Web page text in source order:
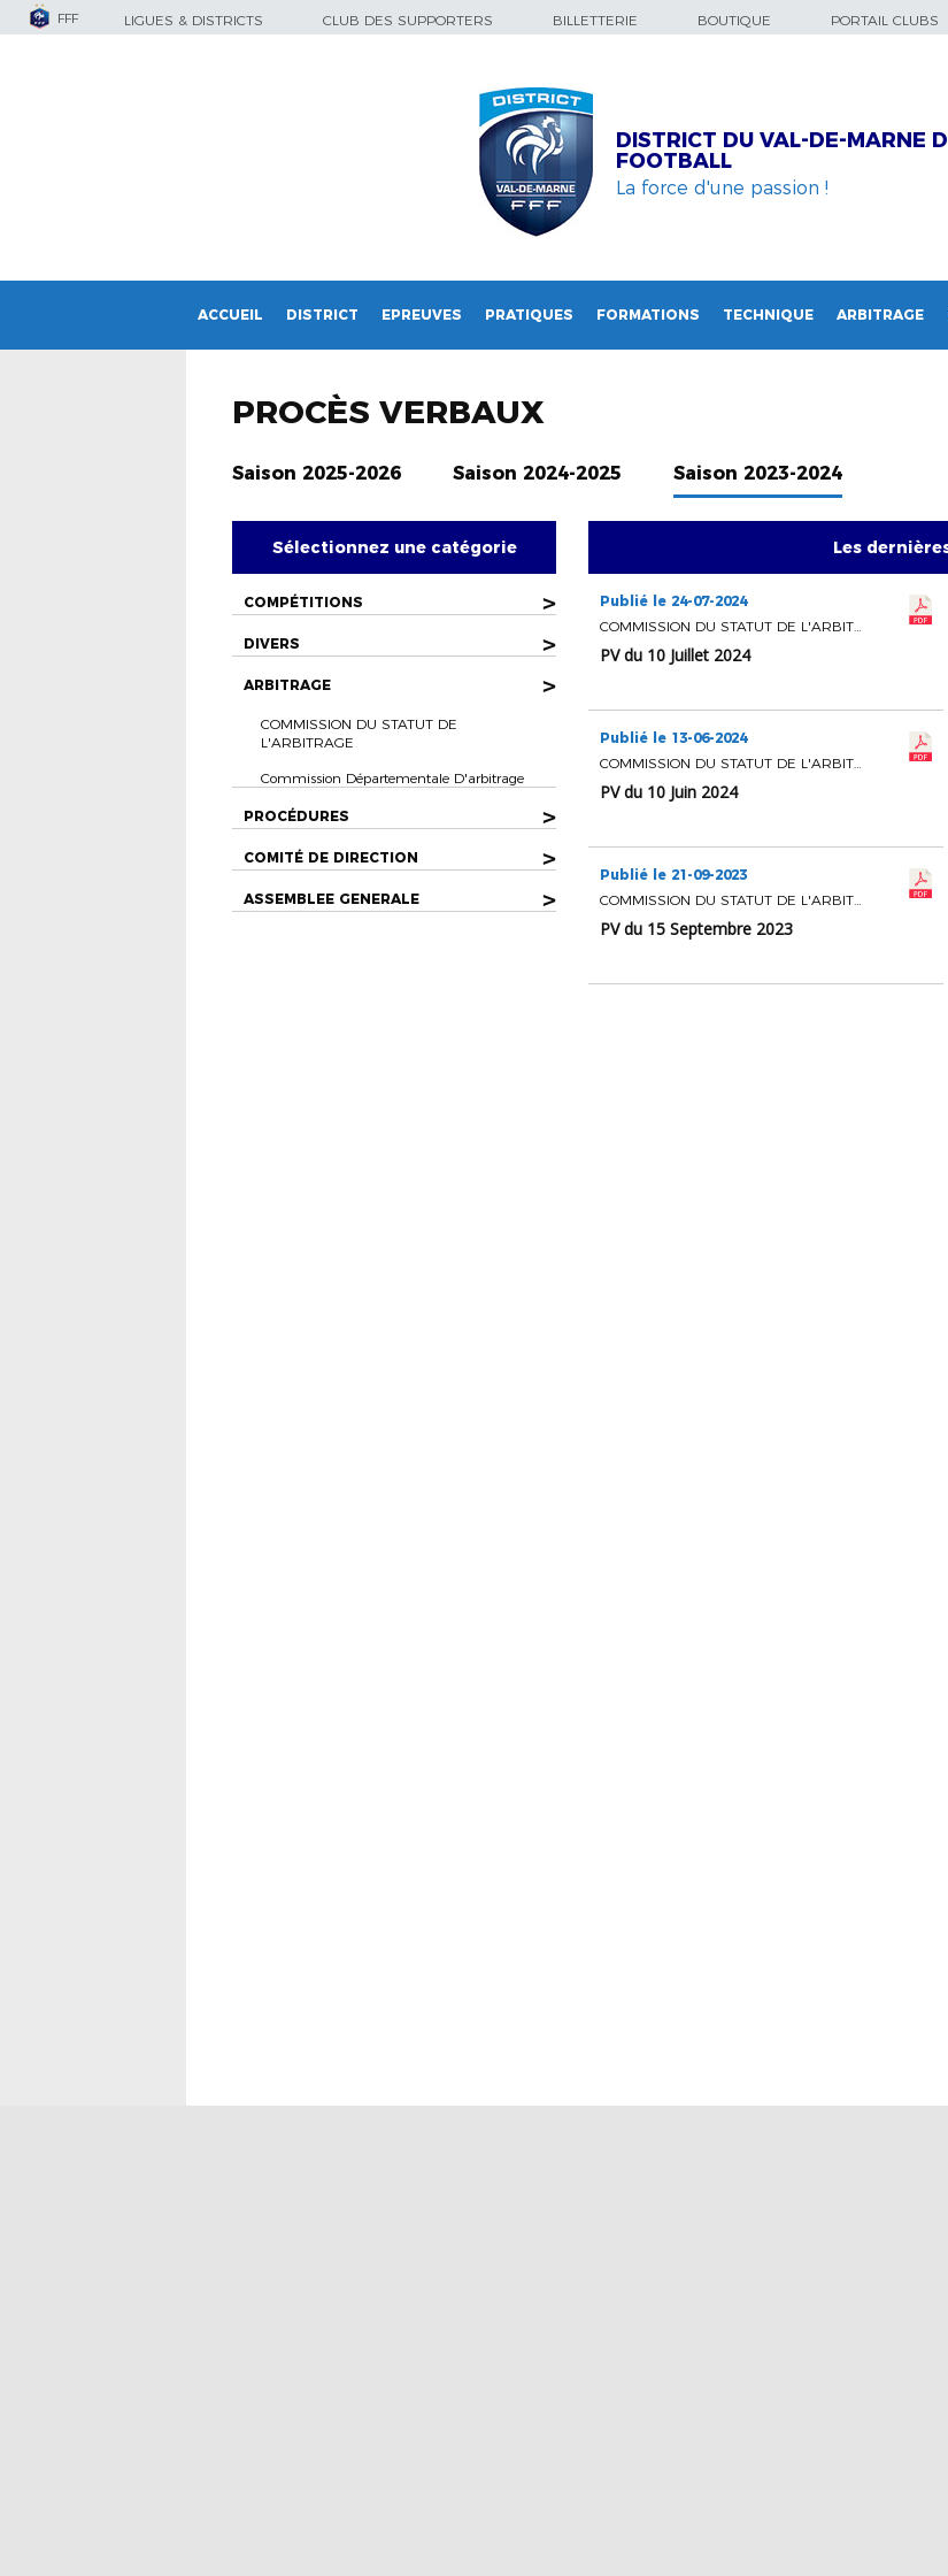
FFF LIGUES & DISTRICTS CLUB DES SUPPORTERS BILLETTERIE BOUTIQUE PORTAIL CLUBS
DISTRICT DU VAL-DE-MARNE
FOOTBALL
La force d'une passion !
ACCUEIL DISTRICT EPREUVES PRATIQUES FORMATIONS TECHNIQUE ARBITRAGE
PROCÈS VERBAUX
Saison 2025-2026 Saison 2024-2025 Saison 2023-2024
Sélectionnez une catégorie
COMPÉTITIONS >
DIVERS >
ARBITRAGE >
COMMISSION DU STATUT DE
L'ARBITRAGE
Commission Départementale D'arbitrage
PROCÉDURES >
COMITÉ DE DIRECTION >
ASSEMBLEE GENERALE >
Les
Publié le 24-07-2024
COMMISSION DU STATUT DE L'ARBITRAGE
PV du 10 Juillet 2024
Publié le 13-06-2024
COMMISSION DU STATUT DE L'ARBITRAGE
PV du 10 Juin 2024
Publié le 21-09-2023
COMMISSION DU STATUT DE L'ARBITRAGE
PV du 15 Septembre 2023